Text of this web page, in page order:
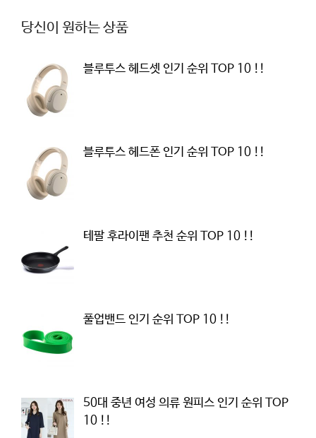
당신이 원하는 상품
블루투스 헤드셋 인기 순위 TOP 10 !!
블루투스 헤드폰 인기 순위 TOP 10 !!
테팔 후라이팬 추천 순위 TOP 10 !!
풀업밴드 인기 순위 TOP 10 !!
50대 중년 여성 의류 원피스 인기 순위 TOP
10 !!